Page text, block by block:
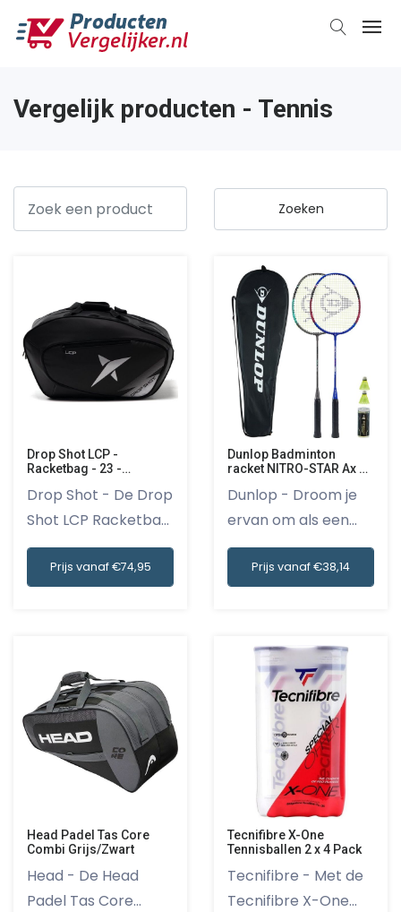
Vergelijk producten - Tennis
Drop Shot LCP -
Racketbag - 23 -
Drop Shot - De Drop
Shot LCP Racketbag
23 P...
Prijs vanaf €74,95
Dunlop Badminton
racket NITRO-STAR Ax 10
Dunlop - Droom je
ervan om als een
ware pro...
Prijs vanaf €38,14
Head Padel Tas Core
Combi Grijs/Zwart
Head - De Head
Padel Tas Core
Tecnifibre X-One
Tennisballen 2 x 4 Pack
Tecnifibre - Met de
Tecnifibre X-One